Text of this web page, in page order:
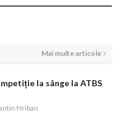
Mai multe articole
la sânge la ATBS
Hriban